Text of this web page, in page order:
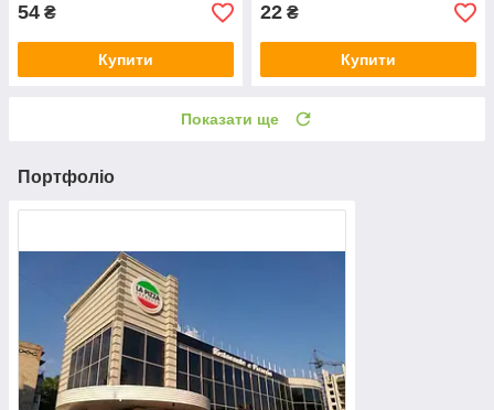
54 ₴
Купити
22 ₴
Купити
Показати ще
Портфоліо